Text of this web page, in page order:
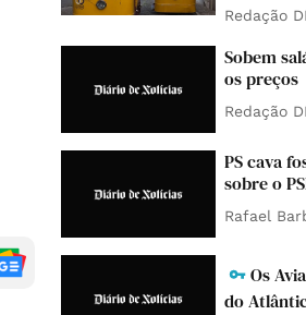
Redação
Sobem
os preços
Redação
PS cava
sobre o
Rafael
Os
do